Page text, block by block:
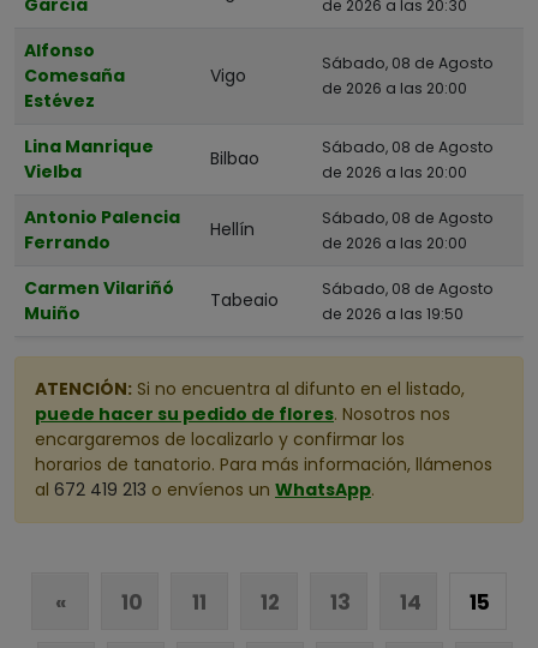
Badajoz
Barcelona
Bizkaia
Cáceres
Cantabria
Ciudad Real
Córdoba
Cuenca
Girona
Guipuzcoa
de 2026 a las 20:30
Alfonso
Comesaña
Estévez
Vigo
Sábado, 08 de Agosto
de 2026 a las 20:00
Lina Manrique
Vielba
Bilbao
Sábado, 08 de Agosto
de 2026 a las 20:00
Antonio Palencia
Ferrando
Hellín
Sábado, 08 de Agosto
de 2026 a las 20:00
Carmen Vilariñó
Muiño
Tabeaio
Sábado, 08 de Agosto
de 2026 a las 19:50
ATENCIÓN: Si no encuentra al difunto en el listado,
puede hacer su pedido de flores. Nosotros nos
encargaremos de localizarlo y confirmar los
horarios de tanatorio. Para más información, llámenos
al 672 419 213 o envíenos un WhatsApp.
« 10 11 12 13 14 15